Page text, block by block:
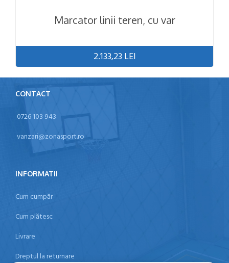
Marcator linii teren, cu var
2.133,23 LEI
CONTACT
0726 103 943
vanzari@zonasport.ro
INFORMATII
Cum cumpăr
Cum plătesc
Livrare
Dreptul la returnare